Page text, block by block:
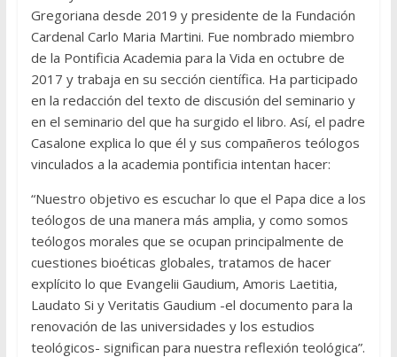
Gregoriana desde 2019 y presidente de la Fundación
Cardenal Carlo Maria Martini. Fue nombrado miembro
de la Pontificia Academia para la Vida en octubre de
2017 y trabaja en su sección científica. Ha participado
en la redacción del texto de discusión del seminario y
en el seminario del que ha surgido el libro. Así, el padre
Casalone explica lo que él y sus compañeros teólogos
vinculados a la academia pontificia intentan hacer:
“Nuestro objetivo es escuchar lo que el Papa dice a los
teólogos de una manera más amplia, y como somos
teólogos morales que se ocupan principalmente de
cuestiones bioéticas globales, tratamos de hacer
explícito lo que Evangelii Gaudium, Amoris Laetitia,
Laudato Si y Veritatis Gaudium -el documento para la
renovación de las universidades y los estudios
teológicos- significan para nuestra reflexión teológica”.